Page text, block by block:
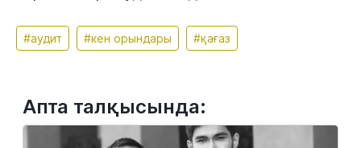
#аудит #кен орындары #қағаз
Апта талқысында: